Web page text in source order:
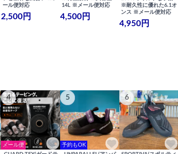
ール便対応
2,500円
14L ※メール便対応
4,500円
※耐久性に優れた6.1オ
ンス ※メール便対応
4,950円
4
メール便
5
予約もOK
6